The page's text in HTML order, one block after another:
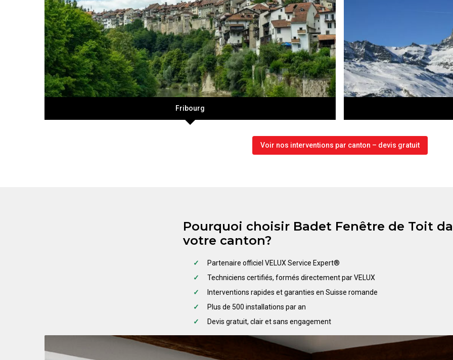
Fribourg
Voir nos interventions par canton – devis gratuit
Pourquoi choisir Badet Fenêtre de Toit
votre canton?
Partenaire officiel VELUX Service Expert®
Techniciens certifiés, formés directement par VELUX
Interventions rapides et garanties en Suisse romande
Plus de 500 installations par an
Devis gratuit, clair et sans engagement